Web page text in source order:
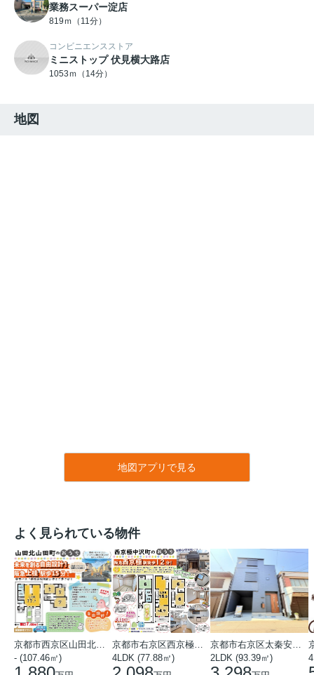
業務スーパー淀店
819ｍ（11分）
コンビニエンスストア
ミニストップ 伏見横大路店
1053ｍ（14分）
地図
地図アプリで見る
よく見られている物件
京都市西京区山田北山田町
- (107.46㎡)
京都市右京区西京極中沢町
4LDK (77.88㎡)
京都市右京区太秦安井藤ノ木町
2LDK (93.39㎡)